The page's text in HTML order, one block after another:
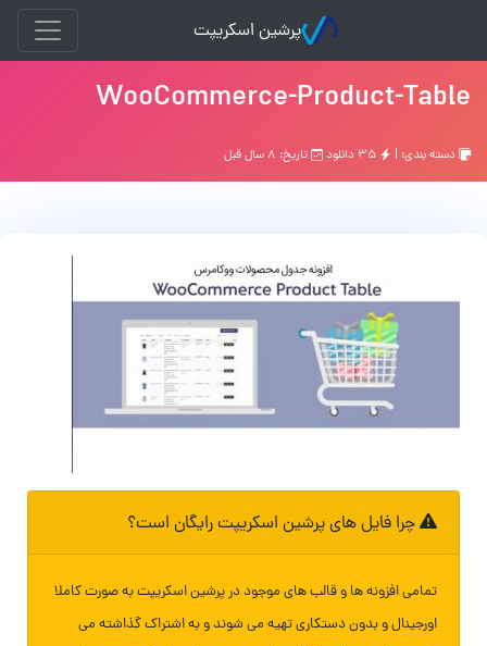
پرشین اسکریپت
WooCommerce-Product-Table
دسته بندی: | تاریخ: ۸ سال قبل
چرا فایل های پرشین اسکریپت رایگان است؟
تمامی افزونه ها و قالب های موجود در پرشین اسکریپت به صورت کاملا
اورجینال و بدون دستکاری تهیه می شوند و به اشتراک گذاشته می